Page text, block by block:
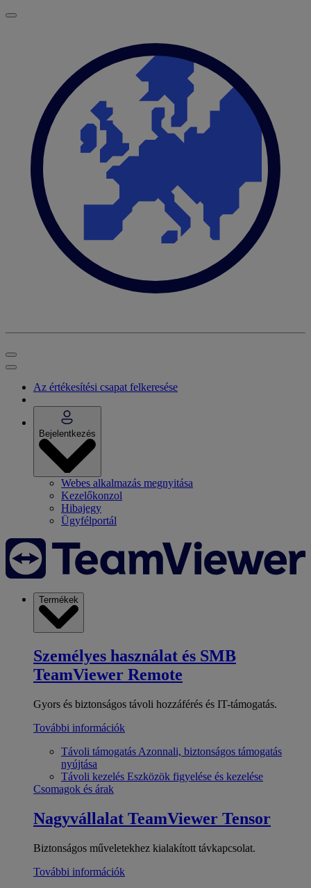
Az értékesítési csapat felkeresése
Bejelentkezés
Webes alkalmazás megnyitása
Kezelőkonzol
Hibajegy
Ügyfélportál
Termékek
Személyes használat és SMB
TeamViewer Remote
Gyors és biztonságos távoli hozzáférés és IT-támogatás.
További információk
Távoli támogatás Azonnali, biztonságos támogatás
nyújtása
Távoli kezelés Eszközök figyelése és kezelése
Csomagok és árak
Nagyvállalat TeamViewer Tensor
Biztonságos műveletekhez kialakított távkapcsolat.
További információk